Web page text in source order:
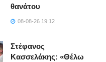
θανάτου
08-08-26 19:12
Στέφανος
Κασσελάκης: «Θέλω